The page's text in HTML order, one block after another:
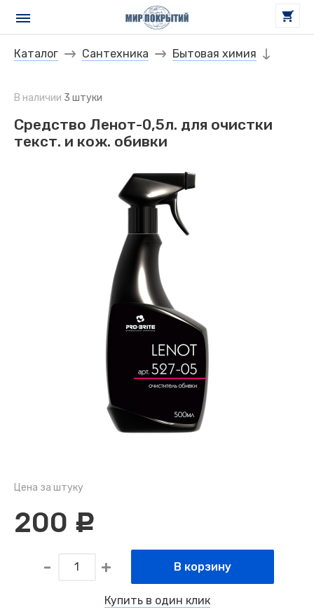
Каталог Сантехника Бытовая химия
В наличии 3 штуки
Средство Ленот-0,5л. для очистки
текст. и кож. обивки
Цена за штуку
200 c
В корзину
Купить в один клик